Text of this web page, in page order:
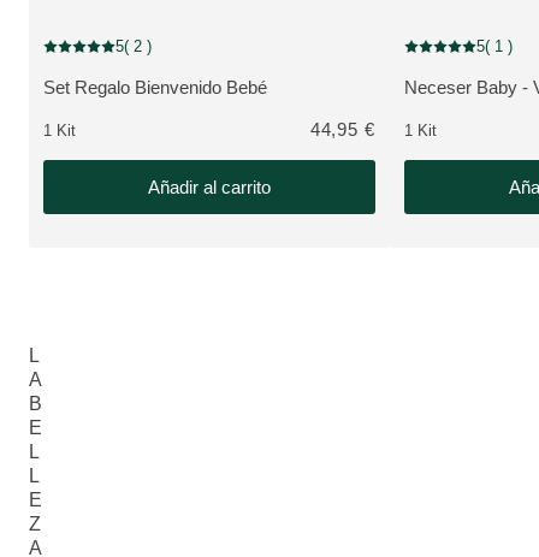
+ REGALO GRATIS
VER PRODUCTO:
Set Regalo Bienvenido Bebé
Puntuación: 5 / 5 estrellas 2 valoraciones de usuarios
5( 2 )
1 Kit 44,95 €
Añadir al carrito
NOVEDAD
VER
Neceser Baby -
Puntuación: 5 / 5
5( 1 )
1 Kit
L
A
B
E
L
L
E
Z
A